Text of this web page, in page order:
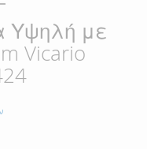
Υψηλή με
Vicario